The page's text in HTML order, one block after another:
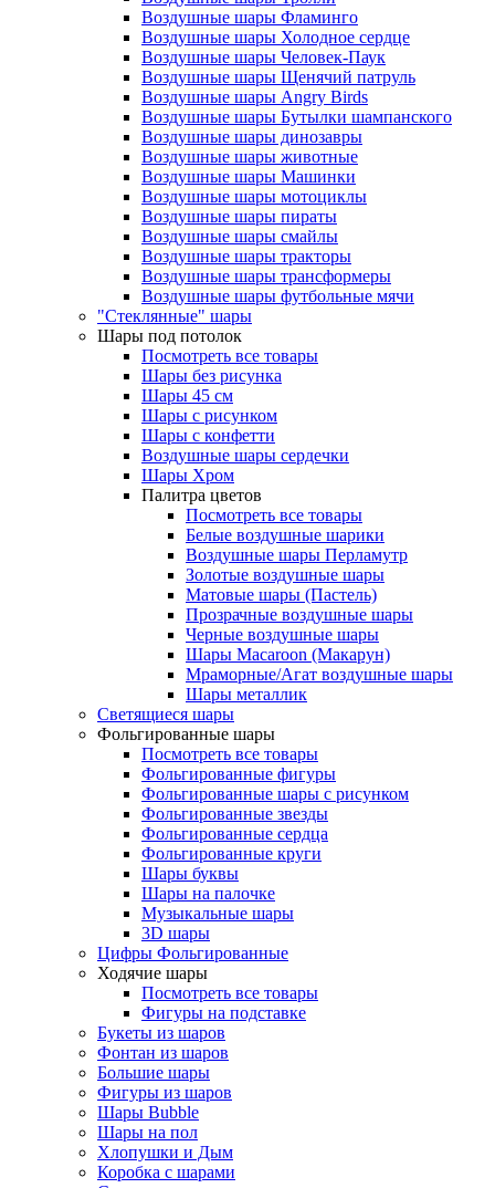
Воздушные шары Фламинго
Воздушные шары Холодное сердце
Воздушные шары Человек-Паук
Воздушные шары Щенячий патруль
Воздушные шары Angry Birds
Воздушные шары Бутылки шампанского
Воздушные шары динозавры
Воздушные шары животные
Воздушные шары Машинки
Воздушные шары мотоциклы
Воздушные шары пираты
Воздушные шары смайлы
Воздушные шары тракторы
Воздушные шары трансформеры
Воздушные шары футбольные мячи
"Стеклянные" шары
Шары под потолок
Посмотреть все товары
Шары без рисунка
Шары 45 см
Шары с рисунком
Шары с конфетти
Воздушные шары сердечки
Шары Хром
Палитра цветов
Посмотреть все товары
Белые воздушные шарики
Воздушные шары Перламутр
Золотые воздушные шары
Матовые шары (Пастель)
Прозрачные воздушные шары
Черные воздушные шары
Шары Macaroon (Макарун)
Мраморные/Агат воздушные шары
Шары металлик
Светящиеся шары
Фольгированные шары
Посмотреть все товары
Фольгированные фигуры
Фольгированные шары с рисунком
Фольгированные звезды
Фольгированные сердца
Фольгированные круги
Шары буквы
Шары на палочке
Музыкальные шары
3D шары
Цифры Фольгированные
Ходячие шары
Посмотреть все товары
Фигуры на подставке
Букеты из шаров
Фонтан из шаров
Большие шары
Фигуры из шаров
Шары Bubble
Шары на пол
Хлопушки и Дым
Коробка с шарами